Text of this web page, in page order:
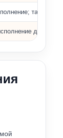
также
для